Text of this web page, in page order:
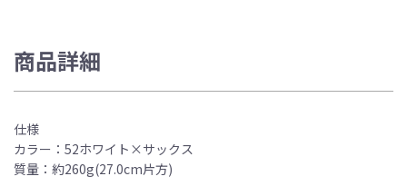
商品詳細
仕様
カラー：52ホワイト×サックス
質量：約260g(27.0cm片方)